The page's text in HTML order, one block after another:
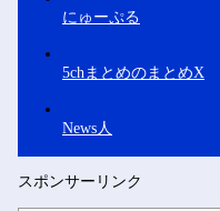
にゅーぷる
5chまとめのまとめX
News人
スポンサーリンク